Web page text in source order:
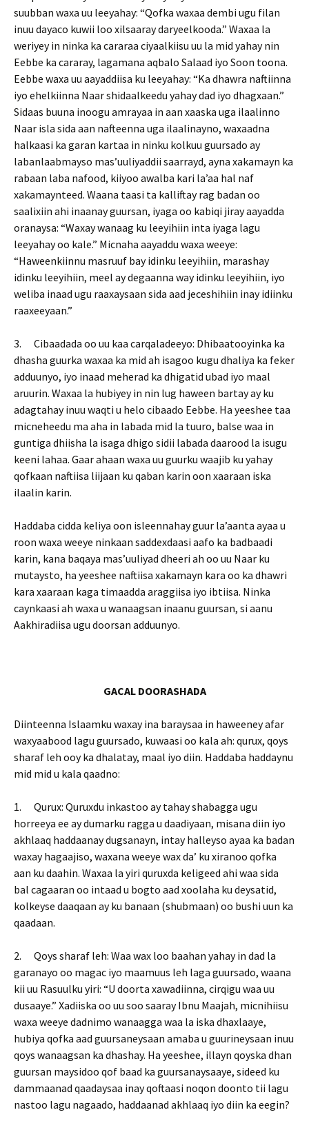
suubban waxa uu leeyahay: “Qofka waxaa dembi ugu filan
inuu dayaco kuwii loo xilsaaray daryeelkooda.” Waxaa la
weriyey in ninka ka cararaa ciyaalkiisu uu la mid yahay nin
Eebbe ka cararay, lagamana aqbalo Salaad iyo Soon toona.
Eebbe waxa uu aayaddiisa ku leeyahay: “Ka dhawra naftiinna
iyo ehelkiinna Naar shidaalkeedu yahay dad iyo dhagxaan.”
Sidaas buuna inoogu amrayaa in aan xaaska uga ilaalinno
Naar isla sida aan nafteenna uga ilaalinayno, waxaadna
halkaasi ka garan kartaa in ninku kolkuu guursado ay
labanlaabmayso mas’uuliyaddii saarrayd, ayna xakamayn ka
rabaan laba nafood, kiiyoo awalba kari la’aa hal naf
xakamaynteed. Waana taasi ta kalliftay rag badan oo
saalixiin ahi inaanay guursan, iyaga oo kabiqi jiray aayadda
oranaysa: “Waxay wanaag ku leeyihiin inta iyaga lagu
leeyahay oo kale.” Micnaha aayaddu waxa weeye:
“Haweenkiinnu masruuf bay idinku leeyihiin, marashay
idinku leeyihiin, meel ay degaanna way idinku leeyihiin, iyo
weliba inaad ugu raaxaysaan sida aad jeceshihiin inay idiinku
raaxeeyaan.”
3. Cibaadada oo uu kaa carqaladeeyo: Dhibaatooyinka ka
dhasha guurka waxaa ka mid ah isagoo kugu dhaliya ka feker
adduunyo, iyo inaad meherad ka dhigatid ubad iyo maal
aruurin. Waxaa la hubiyey in nin lug haween bartay ay ku
adagtahay inuu waqti u helo cibaado Eebbe. Ha yeeshee taa
micneheedu ma aha in labada mid la tuuro, balse waa in
guntiga dhiisha la isaga dhigo sidii labada daarood la isugu
keeni lahaa. Gaar ahaan waxa uu guurku waajib ku yahay
qofkaan naftiisa liijaan ku qaban karin oon xaaraan iska
ilaalin karin.
Haddaba cidda keliya oon isleennahay guur la’aanta ayaa u
roon waxa weeye ninkaan saddexdaasi aafo ka badbaadi
karin, kana baqaya mas’uuliyad dheeri ah oo uu Naar ku
mutaysto, ha yeeshee naftiisa xakamayn kara oo ka dhawri
kara xaaraan kaga timaadda araggiisa iyo ibtiisa. Ninka
caynkaasi ah waxa u wanaagsan inaanu guursan, si aanu
Aakhiradiisa ugu doorsan adduunyo.
GACAL DOORASHADA
Diinteenna Islaamku waxay ina baraysaa in haweeney afar
waxyaabood lagu guursado, kuwaasi oo kala ah: qurux, qoys
sharaf leh ooy ka dhalatay, maal iyo diin. Haddaba haddaynu
mid mid u kala qaadno:
1. Qurux: Quruxdu inkastoo ay tahay shabagga ugu
horreeya ee ay dumarku ragga u daadiyaan, misana diin iyo
akhlaaq haddaanay dugsanayn, intay halleyso ayaa ka badan
waxay hagaajiso, waxana weeye wax da’ ku xiranoo qofka
aan ku daahin. Waxaa la yiri quruxda keligeed ahi waa sida
bal cagaaran oo intaad u bogto aad xoolaha ku deysatid,
kolkeyse daaqaan ay ku banaan (shubmaan) oo bushi uun ka
qaadaan.
2. Qoys sharaf leh: Waa wax loo baahan yahay in dad la
garanayo oo magac iyo maamuus leh laga guursado, waana
kii uu Rasuulku yiri: “U doorta xawadiinna, cirqigu waa uu
dusaaye.” Xadiiska oo uu soo saaray Ibnu Maajah, micnihiisu
waxa weeye dadnimo wanaagga waa la iska dhaxlaaye,
hubiya qofka aad guursaneysaan amaba u guurineysaan inuu
qoys wanaagsan ka dhashay. Ha yeeshee, illayn qoyska dhan
guursan maysidoo qof baad ka guursanaysaaye, sideed ku
dammaanad qaadaysaa inay qoftaasi noqon doonto tii lagu
nastoo lagu nagaado, haddaanad akhlaaq iyo diin ka eegin?